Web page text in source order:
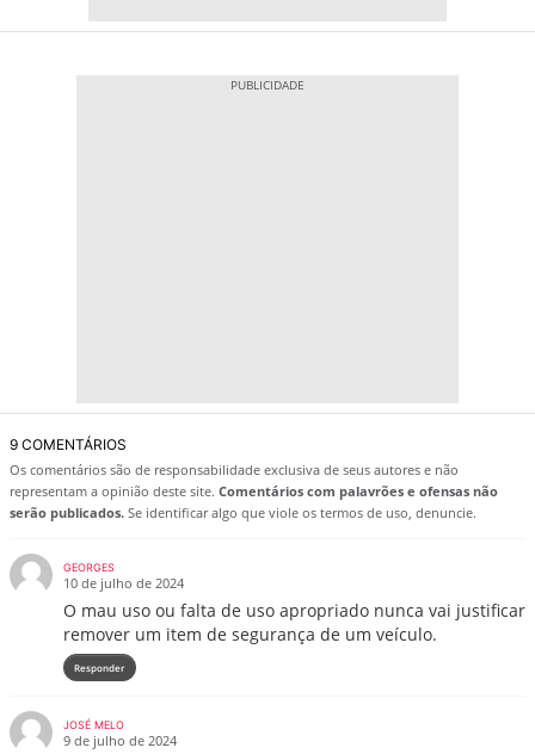
9 COMENTÁRIOS
Os comentários são de responsabilidade exclusiva de seus autores e não
representam a opinião deste site. Comentários com palavrões e ofensas não
serão publicados. Se identificar algo que viole os termos de uso, denuncie.
GEORGES
10 de julho de 2024
O mau uso ou falta de uso apropriado nunca vai justificar
remover um item de segurança de um veículo.
Responder
JOSÉ MELO
9 de julho de 2024